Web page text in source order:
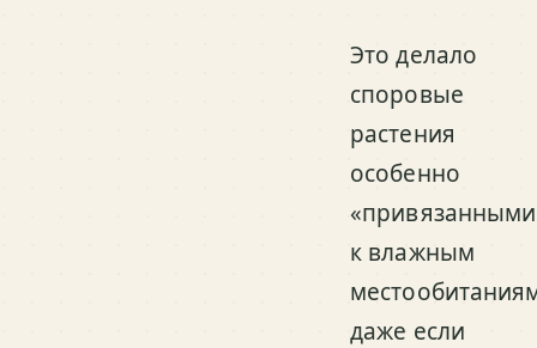
Это делало
споровые
растения
особенно
к влажным
даже если